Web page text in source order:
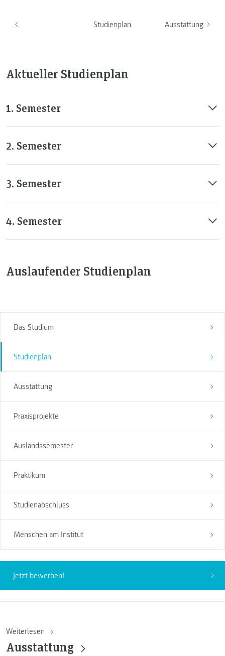
Studienplan Ausstattung
Das Studium
Studienplan
Ausstattung
Praxisprojekte
Auslandssemester
Praktikum
Studienabschluss
Menschen am Institut
Jetzt bewerben!
Aktueller Studienplan
1. Semester
2. Semester
3. Semester
4. Semester
Auslaufender Studienplan
Weiterlesen
Ausstattung